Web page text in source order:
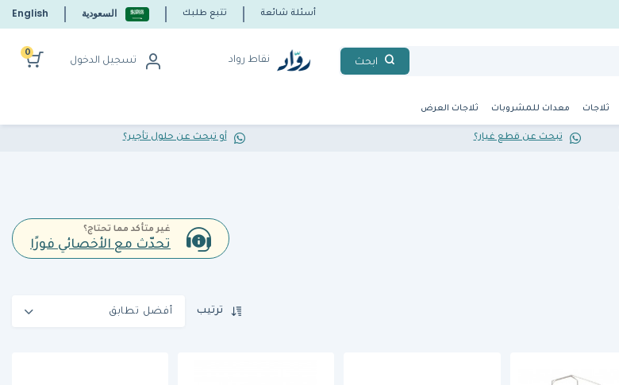
أسئلة شائعة تتبع طلبك السعودية English
ابحث نقاط رواد تسجيل الدخول
0
ثلاجات معدات للمشروبات ثلاجات العرض
تبحث عن قطع غيار؟ أو تبحث عن حلول تأجير؟
غير متأكد مما تحتاج؟
تحدّث مع الأخصائي فورًا
ترتيب أفضل تطابق